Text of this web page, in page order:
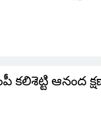
ఆనంద